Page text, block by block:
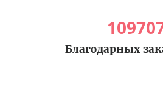
Благодарных